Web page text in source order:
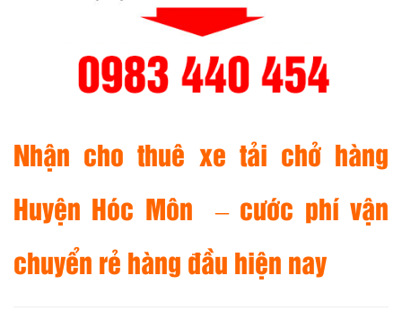
Nhận cho thuê xe tải chở hàng
Huyện Hóc Môn – cước phí vận
chuyển rẻ hàng đầu hiện nay